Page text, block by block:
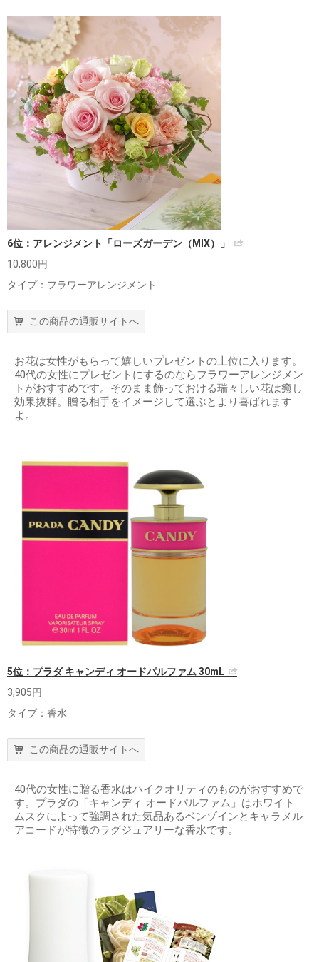
6位：アレンジメント「ローズガーデン（MIX）」
10,800円
タイプ：フラワーアレンジメント
この商品の通販サイトへ
お花は女性がもらって嬉しいプレゼントの上位に入ります。
40代の女性にプレゼントにするのならフラワーアレンジメン
トがおすすめです。そのまま飾っておける瑞々しい花は癒し
効果抜群。贈る相手をイメージして選ぶとより喜ばれます
よ。
5位：プラダ キャンディ オードパルファム 30mL
3,905円
タイプ：香水
この商品の通販サイトへ
40代の女性に贈る香水はハイクオリティのものがおすすめで
す。プラダの「キャンディ オードパルファム」はホワイト
ムスクによって強調された気品あるベンゾインとキャラメル
アコードが特徴のラグジュアリーな香水です。